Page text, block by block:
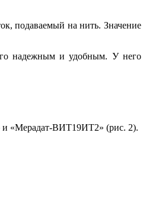
подаваемый на нить. Значение
его надежным и удобным. У не­го
и «Мерадат-ВИТ19ИТ2» (рис. 2).